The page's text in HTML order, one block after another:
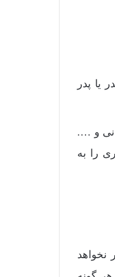
یا پدر
و ….
را به